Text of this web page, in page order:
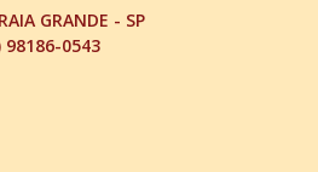
GRANDE - SP
98186-0543